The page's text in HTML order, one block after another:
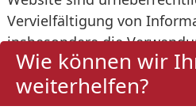
Wie können wir
weiterhelfen?
Vervielfältigung von
insbesondere die
Textteilen oder
vorherigen Zustimmung